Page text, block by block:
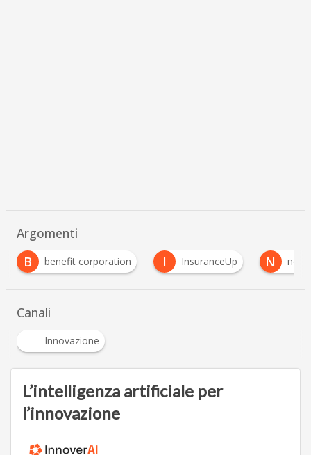
Argomenti
benefit corporation I InsuranceUp N normativa
Canali
Innovazione
L’intelligenza artificiale per
l’innovazione